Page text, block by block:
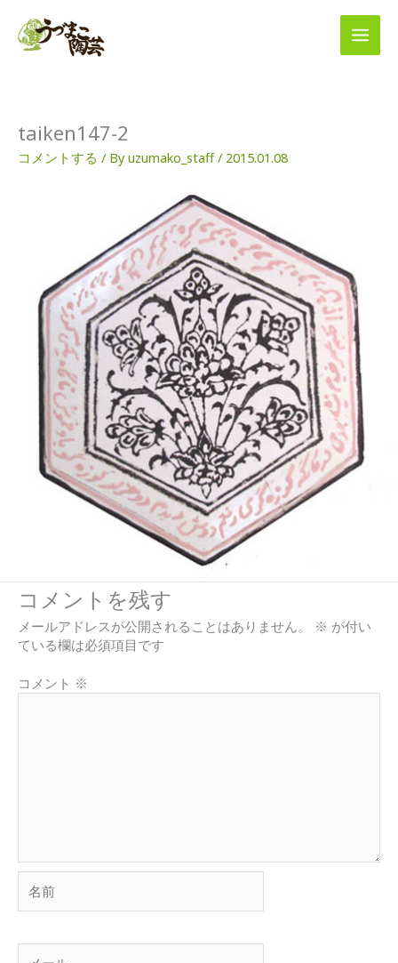
taiken147-2
コメントする / Byuzumako_staff/ 2015.01.08
コメントを残す
メールアドレスが公開されることはありません。 ※ が付い
ている欄は必須項目です
コメント ※
前